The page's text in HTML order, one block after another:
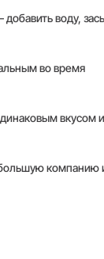
воду,
во время
вкусом и
компанию